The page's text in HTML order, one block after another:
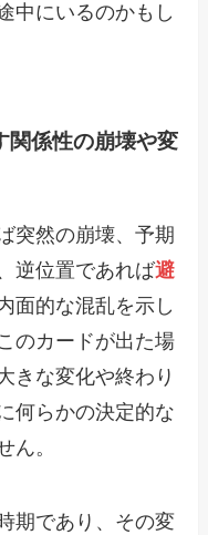
中にいるのかもし
関係性の崩壊や変
突然の崩壊、予期
逆位置であれば避
面的な混乱を示し
のカードが出た場
きな変化や終わり
何らかの決定的な
ん。
期であり、その変